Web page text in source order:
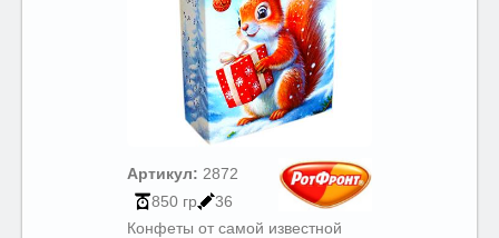
Артикул: 2872
850 гр
36
Конфеты от самой известной